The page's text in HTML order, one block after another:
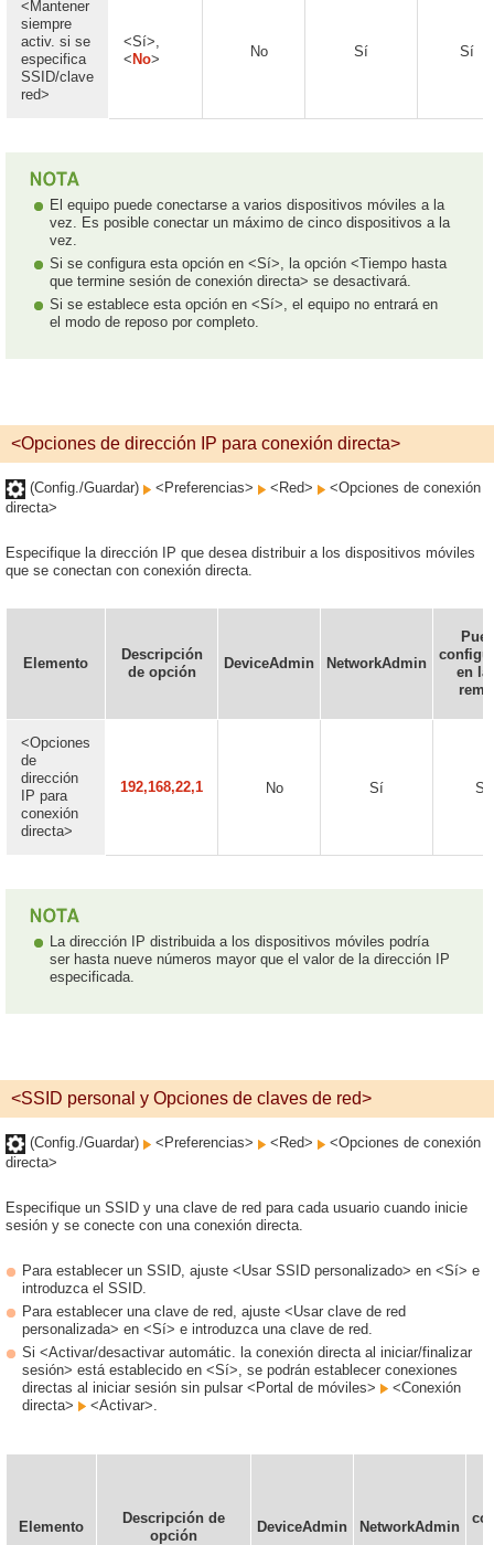
<Mantener
siempre
activ. si se
especifica
SSID/clave
red>
<Sí>,
< No> No Sí Sí
El equipo puede conectarse a varios dispositivos móviles a la
vez. Es posible conectar un máximo de cinco dispositivos a la
vez.
Si se configura esta opción en <Sí>, la opción <Tiempo hasta
que termine sesión de conexión directa> se desactivará.
Si se establece esta opción en <Sí>, el equipo no entrará en
el modo de reposo por completo.
<Opciones de dirección IP para conexión directa>
(Config./Guardar) <Preferencias> <Red>
<Opciones de conexión
directa>
Especifique la dirección IP que desea distribuir a los dispositivos móviles
que se conectan con conexión directa.
Elemento
Descripción
de opción
DeviceAdmin NetworkAdmin
en la
<Opciones
de
dirección
IP para
conexión
directa>
192,168,22,1 No Sí Sí
La dirección IP distribuida a los dispositivos móviles podría
ser hasta nueve números mayor que el valor de la dirección IP
especificada.
<SSID personal y Opciones de claves de red>
(Config./Guardar) <Preferencias> <Red>
<Opciones de conexión
directa>
Especifique un SSID y una clave de red para cada usuario cuando inicie
sesión y se conecte con una conexión directa.
Para establecer un SSID, ajuste <Usar SSID personalizado> en <Sí> e
introduzca el SSID.
Para establecer una clave de red, ajuste <Usar clave de red
personalizada> en <Sí> e introduzca una clave de red.
Si <Activar/desactivar automátic. la conexión directa al iniciar/finalizar
sesión> está establecido en <Sí>, se podrán establecer conexiones
directas al iniciar sesión sin pulsar <Portal de móviles>
<Conexión
directa>
<Activar>.
Elemento
Descripción de
opción
DeviceAdmin NetworkAdmin